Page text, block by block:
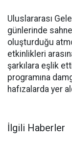
Uluslararası
günlerinde
oluşturduğu
etkinlikleri
şarkılara eşlik
programına
hafızalarda yer
İlgili Haberler